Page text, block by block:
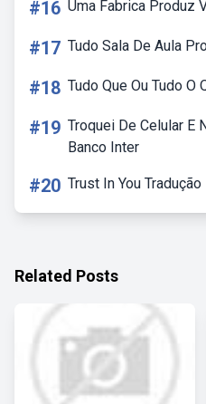
#16 Uma Fabrica Produz
#17 Tudo Sala De Aula
#18 Tudo Que Ou Tudo O
#19 Troquei De Celular E
Banco Inter
#20 Trust In You Tradução
Related Posts